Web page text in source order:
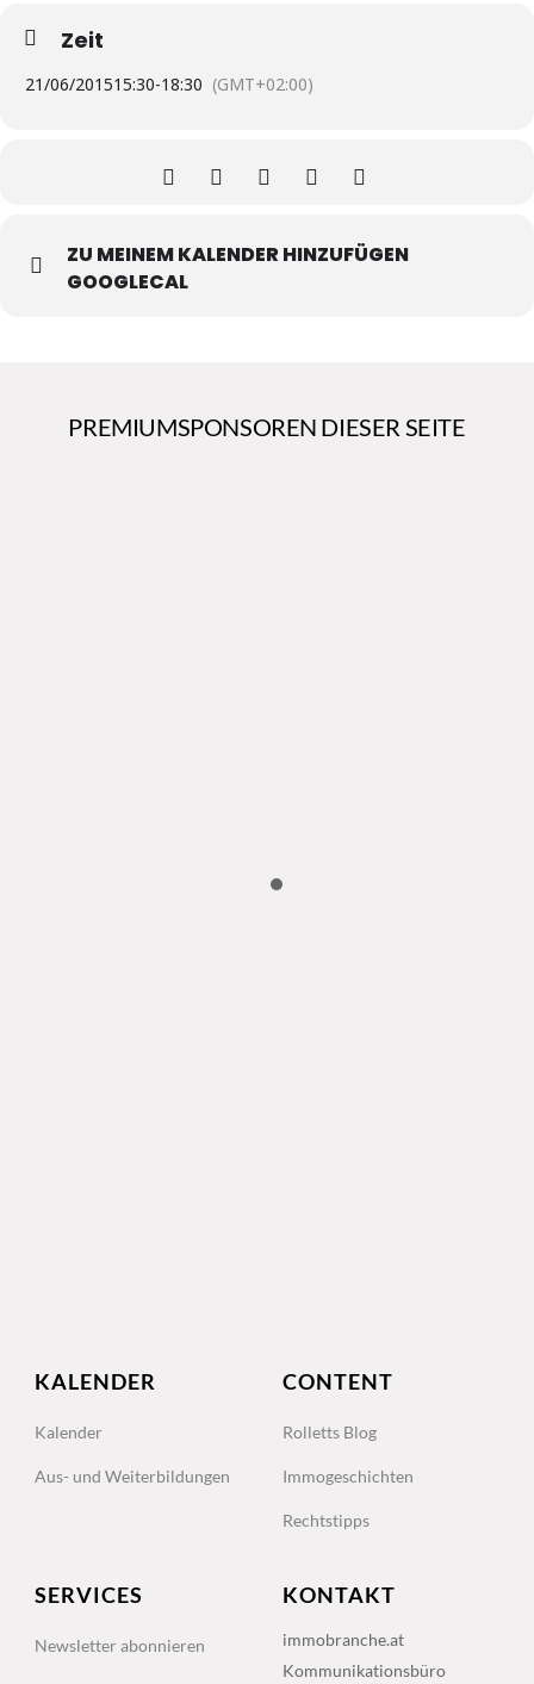
Zeit
21/06/201515:30-18:30 (GMT+02:00)
ZU MEINEM KALENDER HINZUFÜGEN
GOOGLECAL
PREMIUMSPONSOREN DIESER SEITE
KALENDER
Kalender
Aus- und Weiterbildungen
CONTENT
Rolletts Blog
Immogeschichten
Rechtstipps
SERVICES
Newsletter abonnieren
KONTAKT
immobranche.at
Kommunikationsbüro